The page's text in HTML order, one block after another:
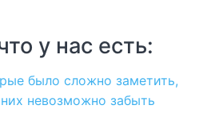
у нас есть:
было сложно заметить,
невозможно забыть